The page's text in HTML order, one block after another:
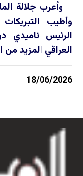
وأعرب جلالة
وأطيب
الرئيس ئاميدي
العراقي المزيد من
18/06/2026